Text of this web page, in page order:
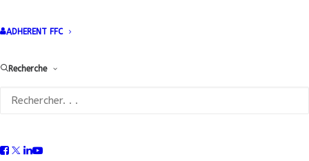
ADHERENT FFC
Recherche
tout type de véhicule avec originalité. Grâce aux
3M, le film peut être repositionné autant de fois
présents à la surface de l’adhésif permettent
garantissent une parfaite adhésion mais aussi un